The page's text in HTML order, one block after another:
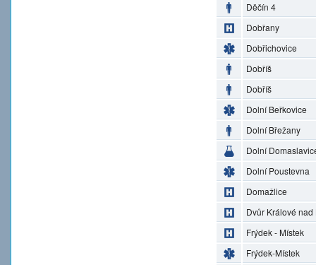
Děčín 4
Dobřany
Dobřichovice
Dobříš
Dobříš
Dolní Beřkovice
Dolní Břežany
Dolní
Dolní Poustevna
Domažlice
Dvůr Králové nad
Frýdek - Místek
Frýdek-Místek